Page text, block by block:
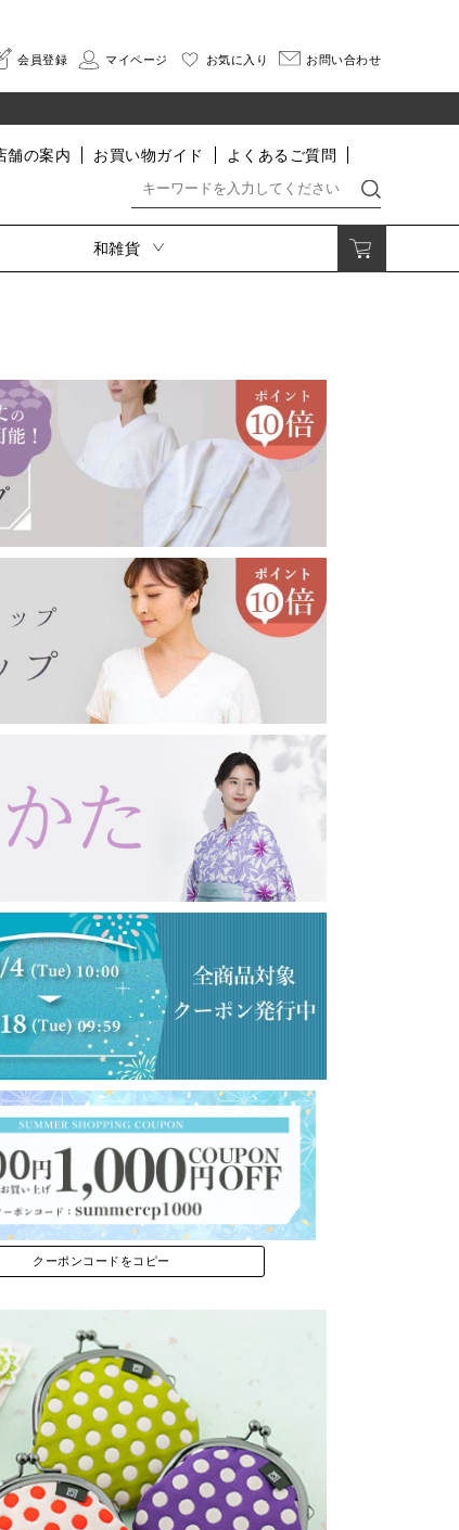
会員登録 マイページ お気に入り お問い合わせ
舗の案内 お買い物ガイド よくあるご質問
付小物 肌着・インナー
割烹着
巻
便利グッズ
コート・羽織り・ショール
ト
薄コート・羽織
和雑貨
んびオリジナル印伝
そよか
ごみ
二つ折り財布
銭入れ・ポーチ
名刺入れ・カードケース
鑑ケース
眼鏡ケース
ーホルダー・キーケース
の他アクセサリー
女性向け 男性向け
念珠・数珠
性用 男性用 ブレスレット 念珠入れ
クーポンコードをコピー